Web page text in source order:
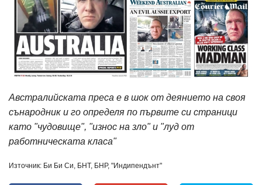
Австралийската преса е в шок от деянието на своя
сънародник и го определя по първите си страници
като "чудовище", "износ на зло" и "луд от
работническата класа"
Източник: Би Би Си, БНТ, БНР, "Индипендънт"